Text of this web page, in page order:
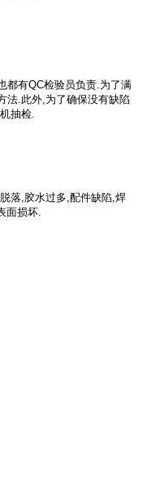
都有QC检验员负责.为了满
法.此外,为了确保没有缺陷
抽检.
落,胶水过多,配件缺陷,焊
面损坏.